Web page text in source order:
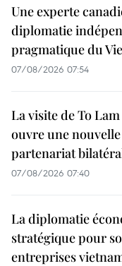
Une experte
diplomatie
pragmatique du
07/08/2026 07:54
La visite de To
ouvre une
partenariat
07/08/2026 07:40
La diplomatie
stratégique pour
entreprises